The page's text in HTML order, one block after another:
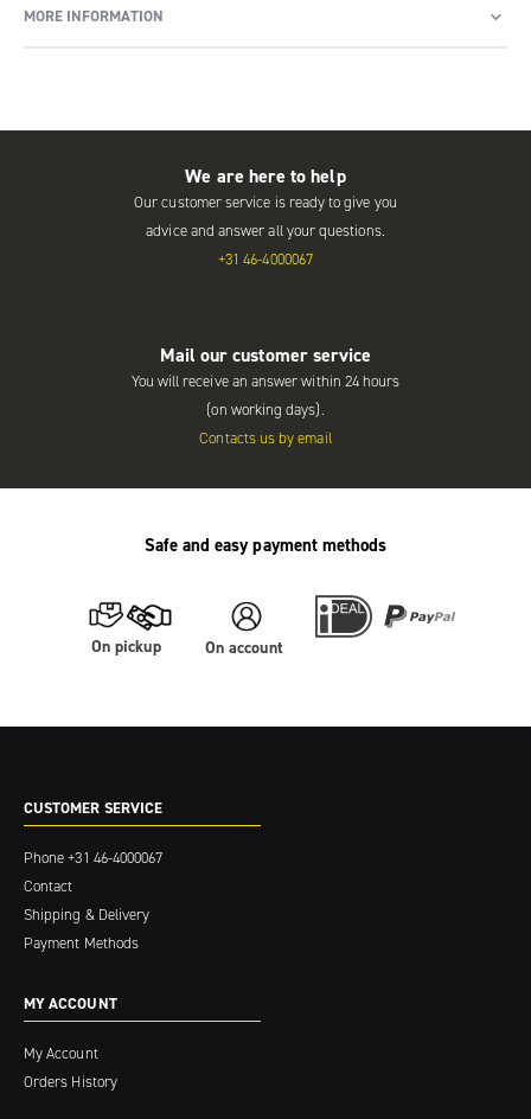
MORE INFORMATION
We are here to help
Our customer service is ready to give you
advice and answer all your questions.
+31 46-4000067
Mail our customer service
You will receive an answer within 24 hours
(on working days).
Contacts us by email
Safe and easy payment methods
On pickup On account
CUSTOMER SERVICE
Phone+31 46-4000067
Contact
Shipping & Delivery
Payment Methods
MY ACCOUNT
My Account
Orders History